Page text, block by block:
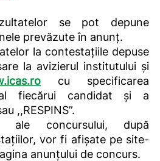
se pot depune
prevăzute în anunţ.
la contestaţiile depuse
la avizierul institutului și
cu specificarea
fiecărui candidat şi a
,,RESPINS”.
ale concursului, după
vor fi afișate pe site-
anunțului de concurs.